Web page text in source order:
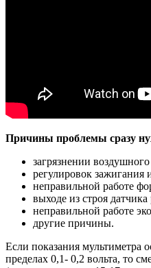
Причины проблемы сразу
загрязнении
регулировок зажигания
неправильной работе
выходе из строя датчика
неправильной работе
другие причины.
Если показания мультиметра
пределах 0,1- 0,2 вольта, то